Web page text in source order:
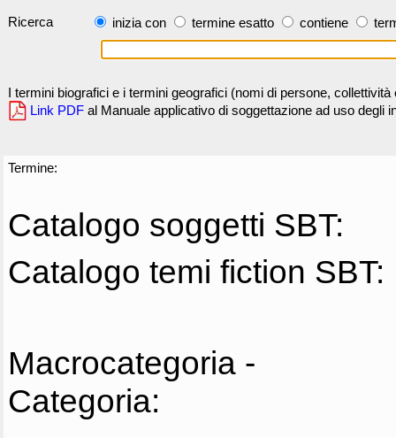
Ricerca inizia con termine esatto contiene
I termini biografici e i termini geografici (nomi di persone,
Link PDF al Manuale applicativo di soggettazione ad uso degli
Termine:
Catalogo soggetti SBT:
Catalogo temi fiction SBT:
Macrocategoria -
Categoria: